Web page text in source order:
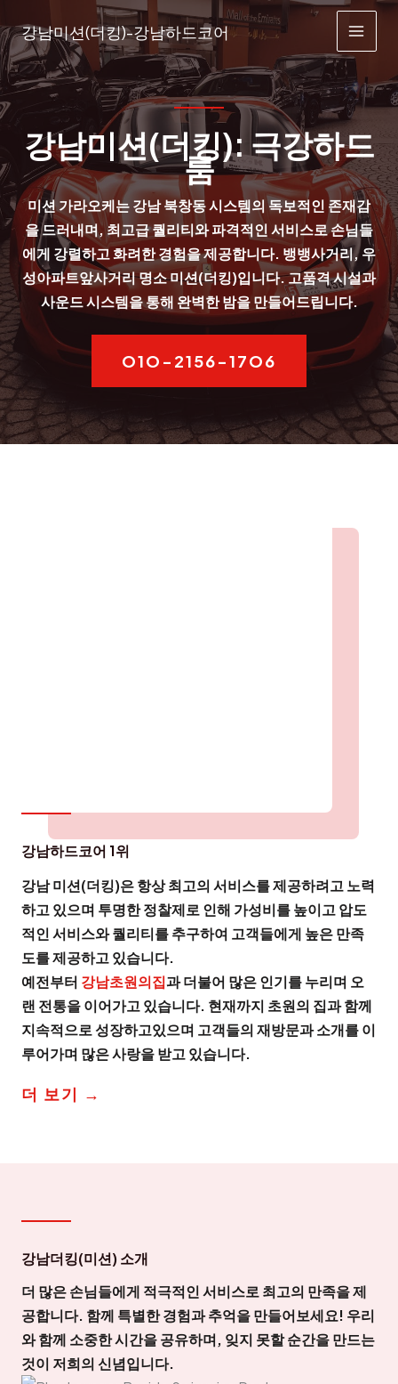
텐
츠
로
건
기
강남미션(더킹)-강남하드코어
강남미션(더킹): 극강하드
룸
미션 가라오케는 강남 북창동 시스템의 독보적인 존재감
을 드러내며, 최고급 퀄리티와 파격적인 서비스로 손님들
에게 강렬하고 화려한 경험을 제공합니다. 뱅뱅사거리, 우
성아파트앞사거리 명소 미션(더킹)입니다. 고품격 시설과
사운드 시스템을 통해 완벽한 밤을 만들어드립니다.
O1O-2156-17O6
강남하드코어 1위
강남 미션(더킹)은 항상 최고의 서비스를 제공하려고 노력
하고 있으며 투명한 정찰제로 인해 가성비를 높이고 압도
적인 서비스와 퀄리티를 추구하여 고객들에게 높은 만족
도를 제공하고 있습니다.
예전부터 강남초원의집과 더불어 많은 인기를 누리며 오
랜 전통을 이어가고 있습니다. 현재까지 초원의 집과 함께
지속적으로 성장하고있으며 고객들의 재방문과 소개를 이
루어가며 많은 사랑을 받고 있습니다.
더 보기 →
강남더킹(미션) 소개
더 많은 손님들에게 적극적인 서비스로 최고의 만족을 제
공합니다. 함께 특별한 경험과 추억을 만들어보세요! 우리
와 함께 소중한 시간을 공유하며, 잊지 못할 순간을 만드는
것이 저희의 신념입니다.